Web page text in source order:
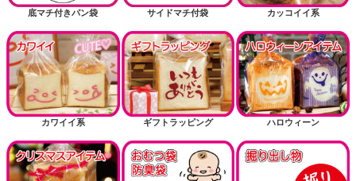
底マチ付きパン袋 サイドマチ付袋 カッコイイ系
カワイイ系 ギフトラッピング ハロウィーン